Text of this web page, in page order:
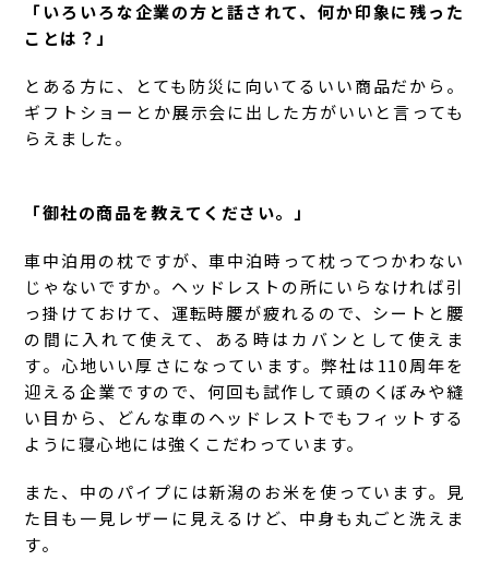
「いろいろな企業の方と話されて、何か印象に残った
ことは？」
とある方に、とても防災に向いてるいい商品だから。
ギフトショーとか展示会に出した方がいいと言っても
らえました。
「御社の商品を教えてください。」
車中泊用の枕ですが、車中泊時って枕ってつかわない
じゃないですか。ヘッドレストの所にいらなければ引
っ掛けておけて、運転時腰が疲れるので、シートと腰
の間に入れて使えて、ある時はカバンとして使えま
す。心地いい厚さになっています。弊社は110周年を
迎える企業ですので、何回も試作して頭のくぼみや縫
い目から、どんな車のヘッドレストでもフィットする
ように寝心地には強くこだわっています。
また、中のパイプには新潟のお米を使っています。見
た目も一見レザーに見えるけど、中身も丸ごと洗えま
す。